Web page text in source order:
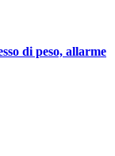
di peso, allarme